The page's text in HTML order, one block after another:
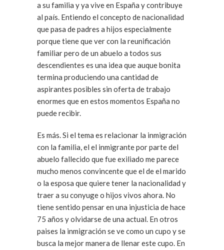
a su familia y ya vive en España y contribuye
al país. Entiendo el concepto de nacionalidad
que pasa de padres a hijos especialmente
porque tiene que ver con la reunificación
familiar pero de un abuelo a todos sus
descendientes es una idea que auque bonita
termina produciendo una cantidad de
aspirantes posibles sin oferta de trabajo
enormes que en estos momentos España no
puede recibir.
Es más. Si el tema es relacionar la inmigración
con la familia, el el inmigrante por parte del
abuelo fallecido que fue exiliado me parece
mucho menos convincente que el de el marido
o la esposa que quiere tener la nacionalidad y
traer a su conyuge o hijos vivos ahora. No
tiene sentido pensar en una injusticia de hace
75 años y olvidarse de una actual. En otros
paises la inmigración se ve como un cupo y se
busca la mejor manera de llenar este cupo. En